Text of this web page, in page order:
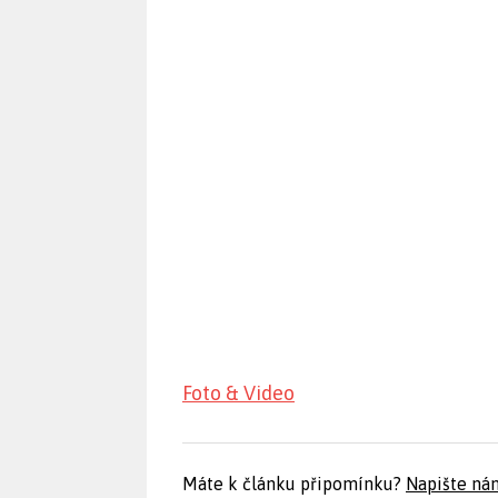
Foto & Video
Máte k článku připomínku? Napište